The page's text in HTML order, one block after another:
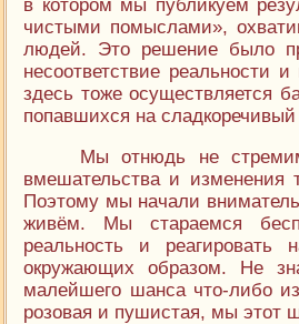
в котором мы публикуем
чистыми помыслами»,
людей. Это решение было
несоответствие реальности
здесь тоже осуществляется
попавшихся на
Мы отнюдь не
вмешательства и
Поэтому мы начали
живём. Мы стараемся
реальность и
окружающих образом. Не
малейшего шанса что-либо
розовая и пушистая, мы этот